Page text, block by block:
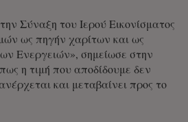
Σύναξη του Ιερού Εικονίσματος
ως πηγήν χαρίτων και ως
Ενεργειών», σημείωσε στην
η τιμή που αποδίδουμε δεν
και μεταβαίνει προς το